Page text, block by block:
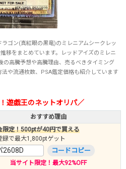
ゴン(真紅眼の黒竜)のミレニアムシークレッ
移をまとめています。レッドアイズのミレニ
の高騰予想や高騰理由、売るべきタイミング
や流通枚数、PSA鑑定価格も紹介しています
遊戯王のネットオリパ／
おすすめ理由
限定！500ptが40円で買える
録で最大1,800ptゲット
2608D コードコピー
当サイト限定！最大92%OFF